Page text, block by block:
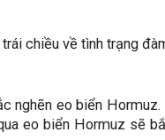
chiều về tình trạng
nghẽn eo biển Hormuz.
eo biển Hormuz sẽ